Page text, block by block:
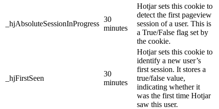
_hjAbsoluteSessionInProgress
30
minutes
Hotjar sets this cookie to
detect the first pageview
session of a user. This is
a True/False flag set by
the cookie.
_hjFirstSeen
30
minutes
Hotjar sets this cookie to
identify a new user’s
first session. It stores a
true/false value,
indicating whether it
was the first time Hotjar
saw this user.